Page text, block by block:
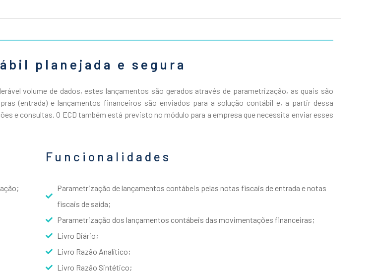
planejada e segura
volume de dados, estes lançamentos são gerados através de parametrização, as quais são
(entrada) e lançamentos financeiros são enviados para a solução contábil e, a partir dessa
e consultas. O ECD também está previsto no módulo para a empresa que necessita enviar esses
Funcionalidades
Parametrização de lançamentos contábeis pelas notas fiscais de entrada e notas
fiscais de saída;
Parametrização dos lançamentos contábeis das movimentações financeiras;
Livro Diário;
Livro Razão Analítico;
Livro Razão Sintético;